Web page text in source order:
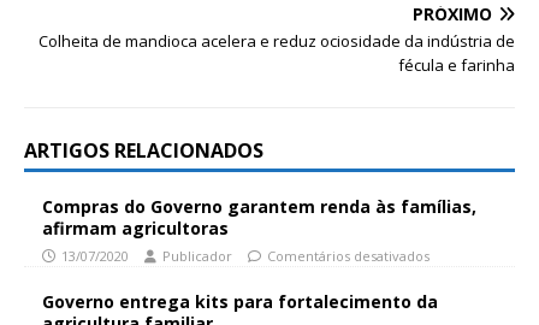
PRÓXIMO
Colheita de mandioca acelera e reduz ociosidade da indústria de
fécula e farinha
ARTIGOS RELACIONADOS
Compras do Governo garantem renda às famílias,
afirmam agricultoras
13/07/2020 Publicador Comentários desativados
Governo entrega kits para fortalecimento da